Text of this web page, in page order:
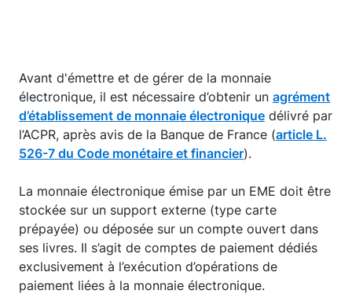
Avant d'émettre et de gérer de la monnaie
électronique, il est nécessaire d’obtenir un agrément
d’établissement de monnaie électronique délivré par
l’ACPR, après avis de la Banque de France (article L.
526-7 du Code monétaire et financier).
La monnaie électronique émise par un EME doit être
stockée sur un support externe (type carte
prépayée) ou déposée sur un compte ouvert dans
ses livres. Il s’agit de comptes de paiement dédiés
exclusivement à l’exécution d’opérations de
paiement liées à la monnaie électronique.